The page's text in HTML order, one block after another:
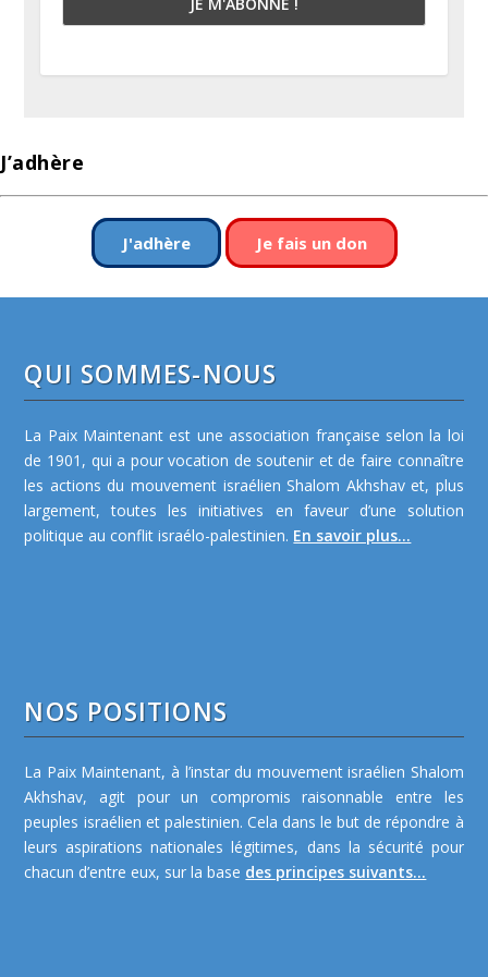
J’adhère
J'adhère Je fais un don
QUI SOMMES-NOUS
La Paix Maintenant est une association française selon la loi
de 1901, qui a pour vocation de soutenir et de faire connaître
les actions du mouvement israélien Shalom Akhshav et, plus
largement, toutes les initiatives en faveur d’une solution
politique au conflit israélo-palestinien. En savoir plus...
NOS POSITIONS
La Paix Maintenant, à l’instar du mouvement israélien Shalom
Akhshav, agit pour un compromis raisonnable entre les
peuples israélien et palestinien. Cela dans le but de répondre à
leurs aspirations nationales légitimes, dans la sécurité pour
chacun d’entre eux, sur la base des principes suivants...